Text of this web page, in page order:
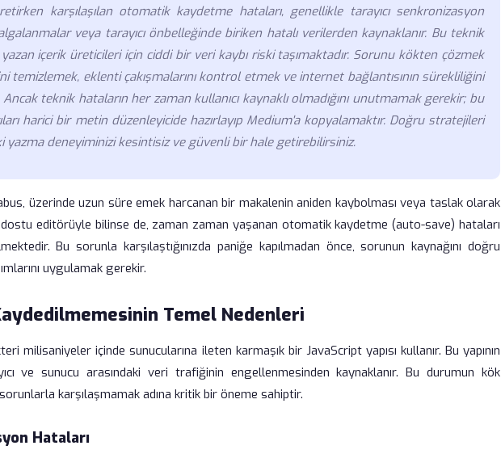
karşılaşılan otomatik kaydetme hataları, genellikle tarayıcı senkronizasyon
veya tarayıcı önbelleğinde biriken hatalı verilerden kaynaklanır. Bu teknik
içerik üreticileri için ciddi bir veri kaybı riski taşımaktadır. Sorunu kökten çözmek
temizlemek, eklenti çakışmalarını kontrol etmek ve internet bağlantısının sürekliliğini
teknik hataların her zaman kullanıcı kaynaklı olmadığını unutmamak gerekir; bu
harici bir metin düzenleyicide hazırlayıp Medium'a kopyalamaktır. Doğru stratejileri
deneyiminizi kesintisiz ve güvenli bir hale getirebilirsiniz.
üzerinde uzun süre emek harcanan bir makalenin aniden kaybolması veya taslak olarak
dostu editörüyle bilinse de, zaman zaman yaşanan otomatik kaydetme (auto-save) hataları
Bu sorunla karşılaştığınızda paniğe kapılmadan önce, sorunun kaynağını doğru
uygulamak gerekir.
Temel Nedenleri
milisaniyeler içinde sunucularına ileten karmaşık bir JavaScript yapısı kullanır. Bu yapının
ve sunucu arasındaki veri trafiğinin engellenmesinden kaynaklanır. Bu durumun kök
karşılaşmamak adına kritik bir öneme sahiptir.
Hataları